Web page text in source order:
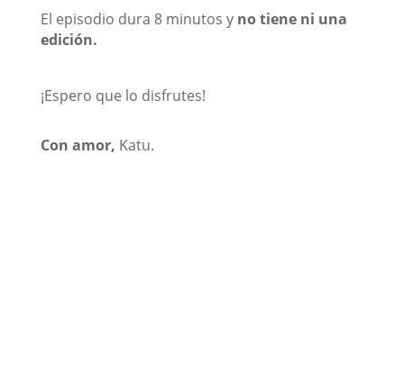
El episodio dura 8 minutos y no tiene ni una
edición.
¡Espero que lo disfrutes!
Con amor, Katu.